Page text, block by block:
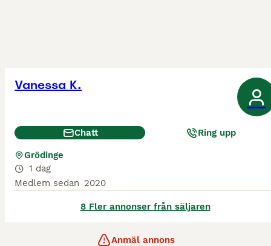
Vanessa K.
Chatt Ring upp
Grödinge
1 dag
Medlem sedan 2020
8 Fler annonser från säljaren
Anmäl annons